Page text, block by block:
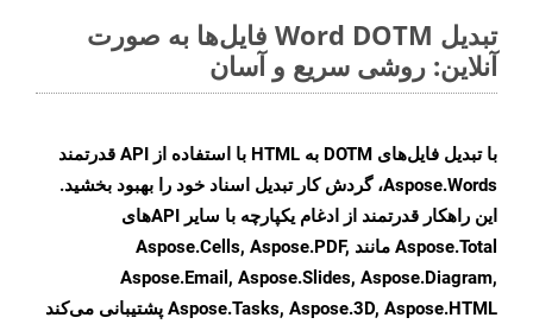
تبدیل Word DOTM فایل‌ها به صورت
آنلاین: روشی سریع و آسان
با تبدیل فایل‌های DOTM به HTML با استفاده از API قدرتمند
Aspose.Words، گردش کار تبدیل اسناد خود را بهبود بخشید.
این راهکار قدرتمند از ادغام یکپارچه با سایر APIهای
Aspose.Total مانند Aspose.Cells, Aspose.PDF,
Aspose.Email, Aspose.Slides, Aspose.Diagram,
Aspose.Tasks, Aspose.3D, Aspose.HTML پشتیبانی می‌کند